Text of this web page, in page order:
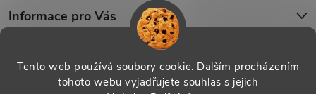
Tento web používá soubory cookie. Dalším procházením
tohoto webu vyjadřujete souhlas s jejich
Informace pro Vás